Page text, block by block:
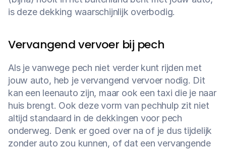
is deze dekking waarschijnlijk overbodig.
Vervangend vervoer bij pech
Als je vanwege pech niet verder kunt rijden met
jouw auto, heb je vervangend vervoer nodig. Dit
kan een leenauto zijn, maar ook een taxi die je naar
huis brengt. Ook deze vorm van pechhulp zit niet
altijd standaard in de dekkingen voor pech
onderweg. Denk er goed over na of je dus tijdelijk
zonder auto zou kunnen, of dat een vervangende